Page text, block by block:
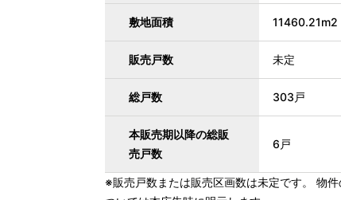
敷地面積 11460.21m2
販売戸数 未定
総戸数 303戸
本販売期以降の総販
売戸数
6戸
※販売戸数または販売区画数は未定です。 物